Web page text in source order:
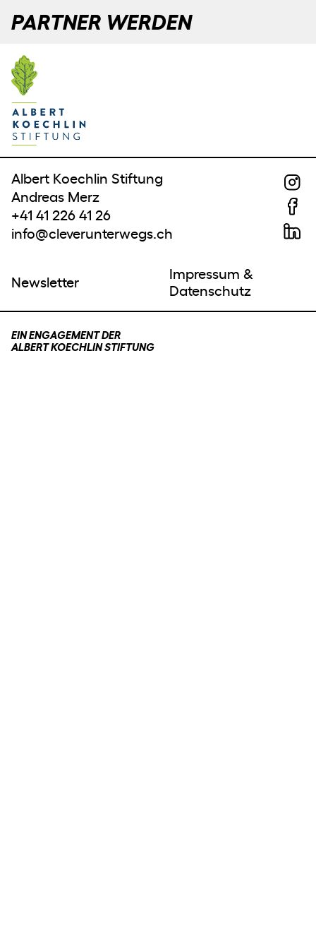
PARTNER WERDEN
Albert Koechlin Stiftung
Andreas Merz
+41 41 226 41 26
info@cleverunterwegs.ch
EIN ENGAGEMENT DER
ALBERT KOECHLIN STIFTUNG
Newsletter
Impressum &
Datenschutz